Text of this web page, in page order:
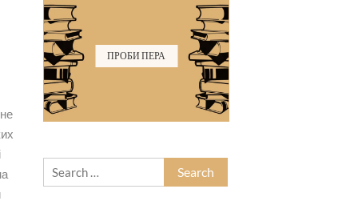
ПРОБИ ПЕРА
Search
for: